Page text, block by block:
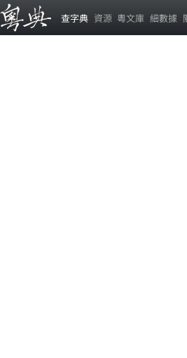
查字典 資源 粵文庫 細數據